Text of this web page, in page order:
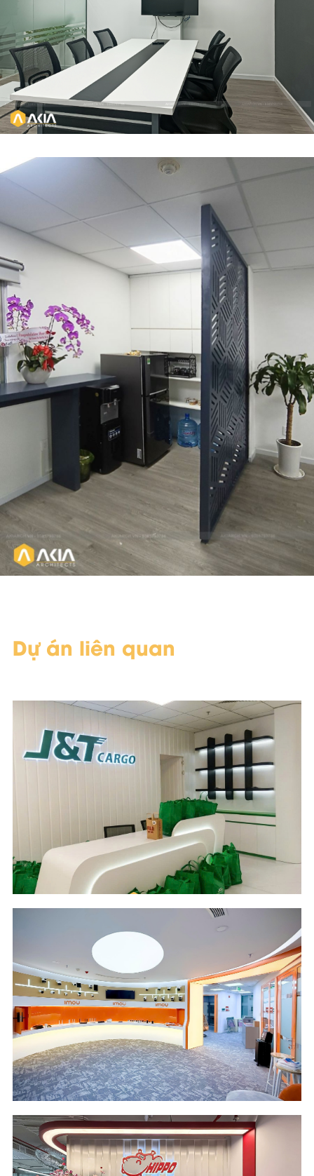
Dự án liên quan
Scope of Work
Design and Build
Area & Year
332 m2 - 2026
Industry
Logistics & Supply
Chain
Management
Scope of Work
Design and Build
Area & Year
136 m2 - 2026
Location
OPAL Tower - HCM
Industry
Security Camera
Industry
Scope of Work